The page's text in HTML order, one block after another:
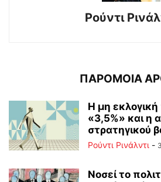
Ρούντι
ΠΑΡΟΜΟΙΑ
Η μη
«3,5%» και η
στρατηγικού
Ρούντι Ρινάλντι -
Νοσεί το